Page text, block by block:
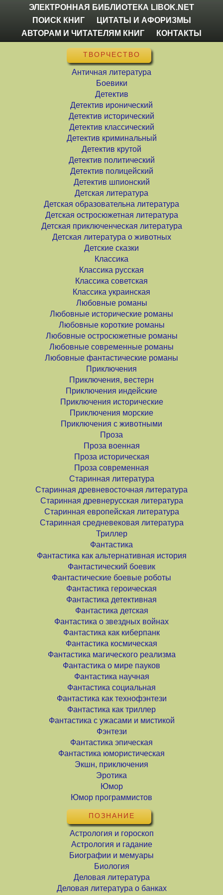
ЭЛЕКТРОННАЯ БИБЛИОТЕКА LIBOK.NET
ПОИСК КНИГ
ЦИТАТЫ И АФОРИЗМЫ
АВТОРАМ И ЧИТАТЕЛЯМ КНИГ
КОНТАКТЫ
ТВОРЧЕСТВО
Античная литература
Боевики
Детектив
Детектив иронический
Детектив исторический
Детектив классический
Детектив криминальный
Детектив крутой
Детектив политический
Детектив полицейский
Детектив шпионский
Детская литература
Детская образовательна литература
Детская остросюжетная литература
Детская приключенческая литература
Детская литература о животных
Детские сказки
Классика
Классика русская
Классика советская
Классика украинская
Любовные романы
Любовные исторические романы
Любовные короткие романы
Любовные остросюжетные романы
Любовные современные романы
Любовные фантастические романы
Приключения
Приключения, вестерн
Приключения индейские
Приключения исторические
Приключения морские
Приключения с животными
Проза
Проза военная
Проза историческая
Проза современная
Старинная литература
Старинная древневосточная литература
Старинная древнерусская литература
Старинная европейская литература
Старинная средневековая литература
Триллер
Фантастика
Фантастика как альтернативная история
Фантастический боевик
Фантастические боевые роботы
Фантастика героическая
Фантастика детективная
Фантастика детская
Фантастика о звездных войнах
Фантастика как киберпанк
Фантастика космическая
Фантастика магического реализма
Фантастика о мире пауков
Фантастика научная
Фантастика социальная
Фантастика как технофэнтези
Фантастика как триллер
Фантастика с ужасами и мистикой
Фэнтези
Фантастика эпическая
Фантастика юмористическая
Экшн, приключения
Эротика
Юмор
Юмор программистов
ПОЗНАНИЕ
Астрология и гороскоп
Астрология и гадание
Биографии и мемуары
Биология
Деловая литература
Деловая литература о банках